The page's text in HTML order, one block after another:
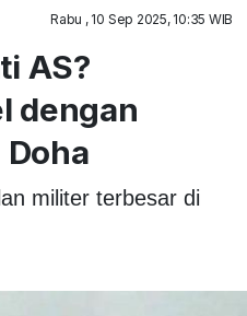
Rabu , 10 Sep 2025, 10:35 WIB
AS?
dengan
militer terbesar di